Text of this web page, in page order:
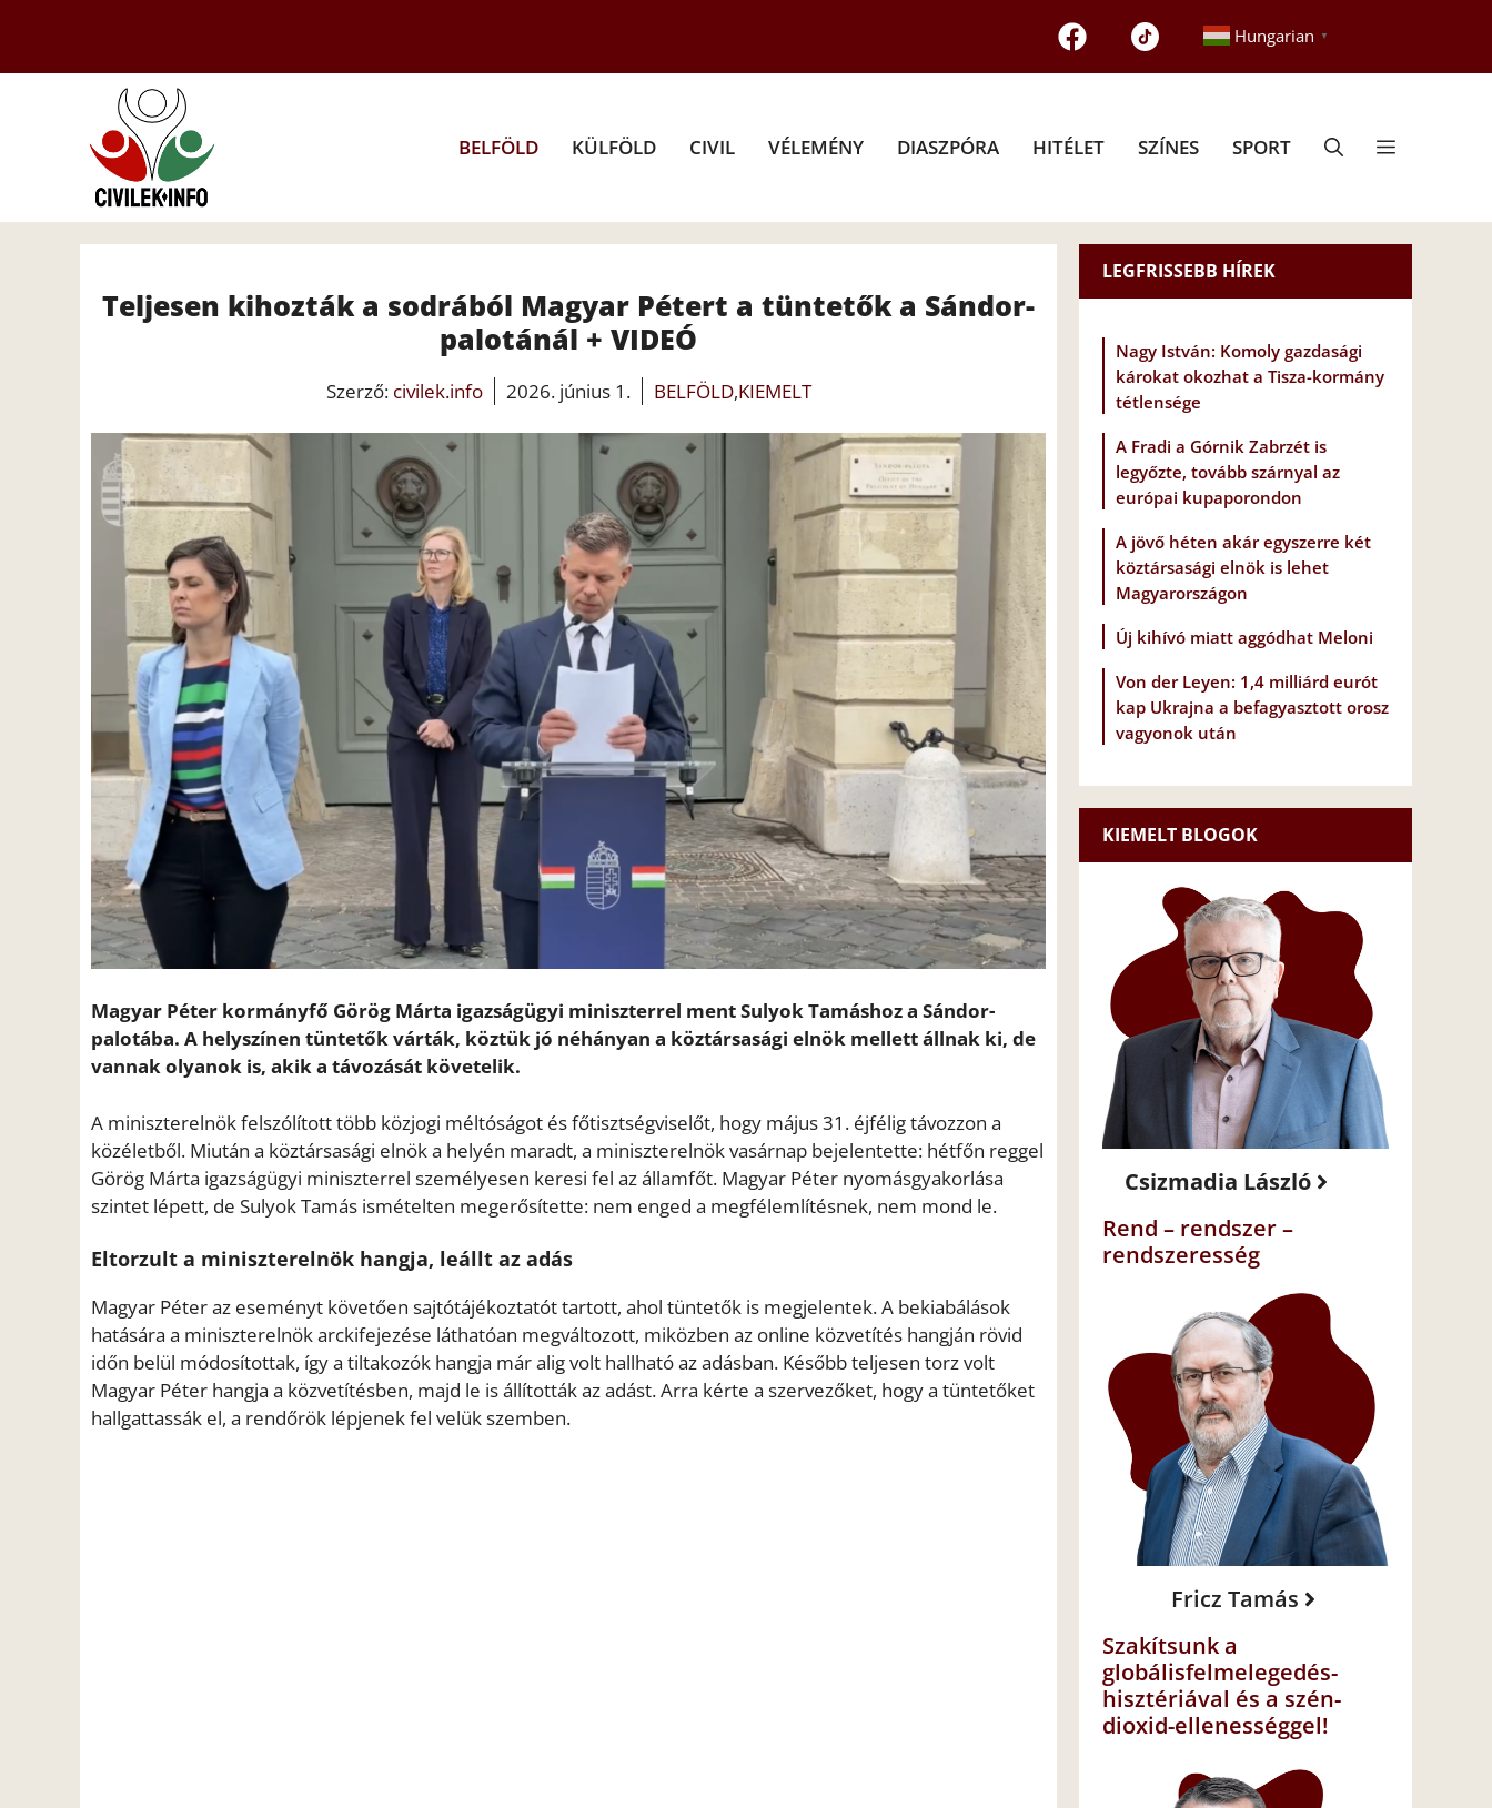
tartalomba
Hungarian ▼
BELFÖLD KÜLFÖLD CIVIL VÉLEMÉNY DIASZPÓRA HITÉLET SZÍNES SPORT
Teljesen kihozták a sodrából Magyar Pétert a tüntetők a Sándor-
palotánál + VIDEÓ
Szerző: civilek.info 2026. június 1. BELFÖLD,KIEMELT
Magyar Péter kormányfő Görög Márta igazságügyi miniszterrel ment Sulyok Tamáshoz a Sándor-
palotába. A helyszínen tüntetők várták, köztük jó néhányan a köztársasági elnök mellett állnak ki, de
vannak olyanok is, akik a távozását követelik.
A miniszterelnök felszólított több közjogi méltóságot és főtisztségviselőt, hogy május 31. éjfélig távozzon a
közéletből. Miután a köztársasági elnök a helyén maradt, a miniszterelnök vasárnap bejelentette: hétfőn reggel
Görög Márta igazságügyi miniszterrel személyesen keresi fel az államfőt. Magyar Péter nyomásgyakorlása
szintet lépett, de Sulyok Tamás ismételten megerősítette: nem enged a megfélemlítésnek, nem mond le.
Eltorzult a miniszterelnök hangja, leállt az adás
Magyar Péter az eseményt követően sajtótájékoztatót tartott, ahol tüntetők is megjelentek. A bekiabálások
hatására a miniszterelnök arckifejezése láthatóan megváltozott, miközben az online közvetítés hangján rövid
időn belül módosítottak, így a tiltakozók hangja már alig volt hallható az adásban. Később teljesen torz volt
Magyar Péter hangja a közvetítésben, majd le is állították az adást. Arra kérte a szervezőket, hogy a tüntetőket
hallgattassák el, a rendőrök lépjenek fel velük szemben.
LEGFRISSEBB HÍREK
Nagy István: Komoly gazdasági
károkat okozhat a Tisza-kormány
tétlensége
A Fradi a Górnik Zabrzét is
legyőzte, tovább szárnyal az
európai kupaporondon
A jövő héten akár egyszerre két
köztársasági elnök is lehet
Magyarországon
Új kihívó miatt aggódhat Meloni
Von der Leyen: 1,4 milliárd eurót
kap Ukrajna a befagyasztott orosz
vagyonok után
KIEMELT BLOGOK
Csizmadia László
Rend – rendszer –
rendszeresség
Fricz Tamás
Szakítsunk a
globálisfelmelegedés-
hisztériával és a szén-
dioxid-ellenességgel!